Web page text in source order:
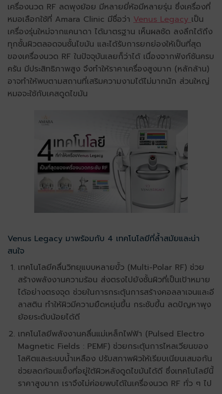
เครื่องนวด RF ลดพุงย้อย มีหลายยี่ห้อมีหลายรุ่น ซึ่งเครื่องที่
หมอเลือกใช้ที่ Amara Clinic มีชื่อว่า Venus Legacy เป็น
เครื่องรุ่นใหม่จากแคนาดา ได้มาตรฐาน เห็นผลชัด ลงลึกได้ถึง
ทุกชั้นผิวตลอดจนชั้นไขมัน และได้รับการยกย่องให้เป็นที่สุด
ของเครื่องนวด RF ในปัจจุบันเลยก็ว่าได้ เนื่องจากฟังก์ชันครบ
ครัน มีประสิทธิภาพสูง จึงทำให้ราคาเครื่องสูงมาก (หลักล้าน)
อาจทำให้พบตามสถานที่เสริมความงามได้ไม่มากนัก ส่วนใหญ่
หมอจะใช้กับเคสดูดไขมัน
Venus Legacy มาพร้อมกับ 4 เทคโนโลยีที่ล้ำสมัยและน่า
สนใจ
เทคโนโลยีคลื่นวิทยุแบบหลายขั้ว (Multi-Polar RF) ช่วย
สร้างพลังงานความร้อน ส่งตรงไปยังชั้นผิวที่เป็นเป้าหมาย
ได้อย่างตรงจุด ช่วยในการกระตุ้นการสร้างคอลลาเจนและอี
ลาสติน ทำให้ผิวมีความยืดหยุ่นขึ้น กระชับขึ้น ลดปัญหาพุง
ย้อยระดับน้อยได้ดี
เทคโนโลยีพลังงานคลื่นแม่เหล็กไฟฟ้า (Pulsed Electro
Magnetic Fields : PEMF) ช่วยกระตุ้นการไหลเวียนของ
โลหิตและระบบน้ำเหลือง ปรับสภาพผิวให้เรียบเนียนเสมอกัน
ช่วยลดก้อนแข็งที่อยู่ใต้ผิวหลังดูดไขมันได้ดี ซึ่งเทคโนโลยีนี้
ราคาสูงมาก เราจึงไม่ค่อยพบได้ในเครื่องนวด RF ทั่ว ๆ ไป